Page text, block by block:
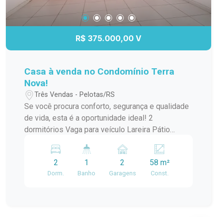
R$ 375.000,00 V
Casa à venda no Condomínio Terra
Nova!
Três Vendas - Pelotas/RS
Se você procura conforto, segurança e qualidade
de vida, esta é a oportunidade ideal! 2
dormitórios Vaga para veículo Lareira Pátio
e segurança para toda a família. Agende sua
visita e venha conhecer seu novo lar!
2
Dorm.
1
Banho
2
Garagens
58 m²
Const.